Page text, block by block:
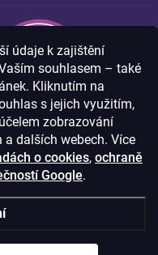
údaje k zajištění
souhlasem – také
Kliknutím na
s jejich využitím,
zobrazování
dalších webech. Více
o cookies, ochraně
Google.
bezpečně a bez obav.
jsou Vaše citlivá
bezpečí.
s.r.o.,
746 01